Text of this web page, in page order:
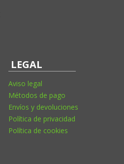
LEGAL
Aviso legal
Métodos de pago
Envíos y devoluciones
Política de privacidad
Política de cookies